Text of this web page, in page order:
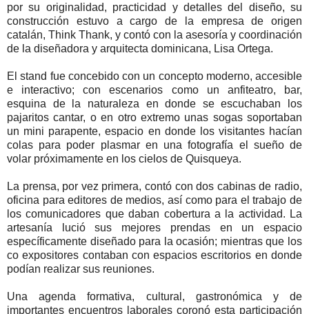
por su originalidad, practicidad y detalles del diseño, su
construcción estuvo a cargo de la empresa de origen
catalán, Think Thank, y contó con la asesoría y coordinación
de la diseñadora y arquitecta dominicana, Lisa Ortega.
El stand fue concebido con un concepto moderno, accesible
e interactivo; con escenarios como un anfiteatro, bar,
esquina de la naturaleza en donde se escuchaban los
pajaritos cantar, o en otro extremo unas sogas soportaban
un mini parapente, espacio en donde los visitantes hacían
colas para poder plasmar en una fotografía el sueño de
volar próximamente en los cielos de Quisqueya.
La prensa, por vez primera, contó con dos cabinas de radio,
oficina para editores de medios, así como para el trabajo de
los comunicadores que daban cobertura a la actividad. La
artesanía lució sus mejores prendas en un espacio
específicamente diseñado para la ocasión; mientras que los
co expositores contaban con espacios escritorios en donde
podían realizar sus reuniones.
Una agenda formativa, cultural, gastronómica y de
importantes encuentros laborales coronó esta participación